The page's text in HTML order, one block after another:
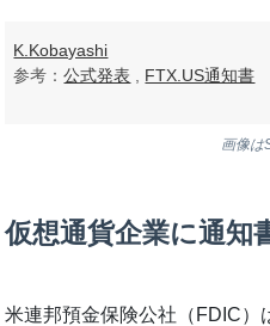
K.Kobayashi
参考：公式発表 FTX.US通知書
画像は
仮想通貨企業に通知
米連邦預金保険公社（FDIC）